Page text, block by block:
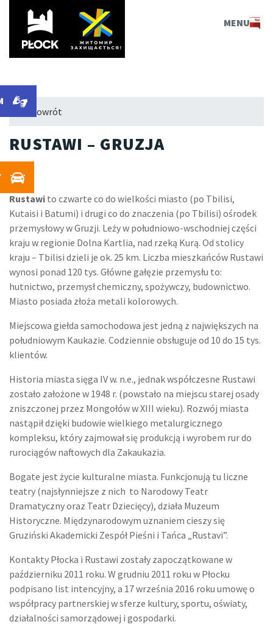
MENU
← Powrót
RUSTAWI – GRUZJA
Rustawi to czwarte co do wielkości miasto (po Tbilisi,
Kutaisi i Batumi) i drugi co do znaczenia (po Tbilisi) ośrodek
przemysłowy w Gruzji. Leży w południowo-wschodniej części
kraju w regionie Dolna Kartlia, nad rzeką Kurą. Od stolicy
kraju – Tbilisi dzieli je ok. 25 km. Liczba mieszkańców Rustawi
wynosi ponad 120 tys. Główne gałęzie przemysłu to:
hutnictwo, przemysł chemiczny, spożywczy, budownictwo.
Miasto posiada złoża metali kolorowych.
Miejscowa giełda samochodowa jest jedną z największych na
południowym Kaukazie. Codziennie obsługuje od 10 do 15 tys.
klientów.
Historia miasta sięga IV w. n.e., jednak współczesne Rustawi
zostało założone w 1948 r. (powstało na miejscu starej osady
zniszczonej przez Mongołów w XIII wieku). Rozwój miasta
nastąpił dzięki budowie wielkiego metalurgicznego
kompleksu, który zajmował się produkcją i wyrobem rur do
rurociągów naftowych dla Zakaukazia.
Bogate jest życie kulturalne miasta. Funkcjonują tu liczne
teatry (najsłynniejsze z nich to Narodowy Teatr
Dramatyczny oraz Teatr Dziecięcy), działa Muzeum
Historyczne. Międzynarodowym uznaniem cieszy się
Gruziński Akademicki Zespół Pieśni i Tańca „Rustavi”.
Kontakty Płocka i Rustawi zostały zapoczątkowane w
październiku 2011 roku. W grudniu 2011 roku w Płocku
podpisano list intencyjny, a 17 września 2016 roku umowę o
współpracy partnerskiej w sferze kultury, sportu, oświaty,
działalności samorządowej i gospodarki.